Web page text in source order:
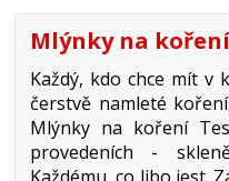
Mlýnky na
Každý, kdo chce mít v
čerstvě namleté
Mlýnky na koření
provedeních -